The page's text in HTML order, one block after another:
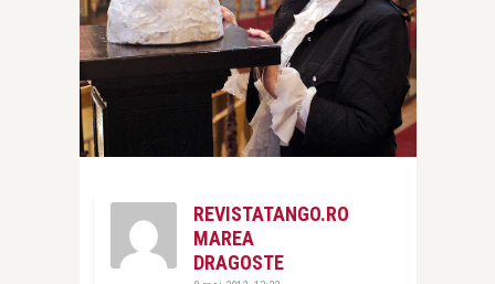
REVISTATANGO.RO
MAREA
DRAGOSTE